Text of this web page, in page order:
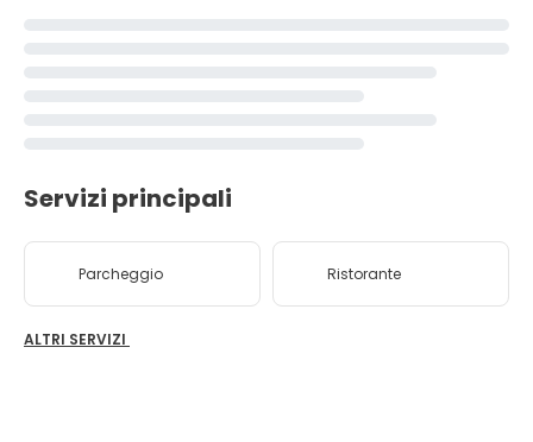
Servizi principali
Parcheggio Ristorante
ALTRI SERVIZI